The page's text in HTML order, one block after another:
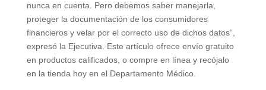
nunca en cuenta. Pero debemos saber manejarla,
proteger la documentación de los consumidores
financieros y velar por el correcto uso de dichos datos”,
expresó la Ejecutiva. Este artículo ofrece envío gratuito
en productos calificados, o compre en línea y recójalo
en la tienda hoy en el Departamento Médico.